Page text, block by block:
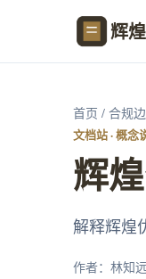
辉
首页 / 合规
文档站 · 概念
辉
解释辉煌
作者：林知